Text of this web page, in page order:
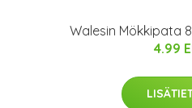
Walesin Mökkipata
4.99